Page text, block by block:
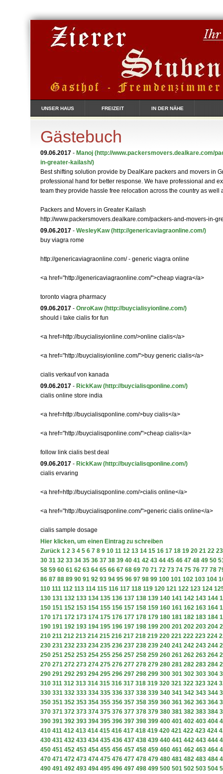
UNSER HAUS FREIZEIT IN DER NÄHE
Gästebuch
09.06.2017 - Manoj (http://www.packersmovers.dealkare.com/
in-greater-kailash/)
Best shifting solution provide by DealKare packers and movers in
professional hand for better response. We have professional and
team they provide hassle free relocation across the country as well
Packers and Movers in Greater Kailash
http://www.packersmovers.dealkare.com/packers-and-movers-in-
09.06.2017 - WesleyKaw (http://genericaviagraonline.com/)
buy viagra rome
http://genericaviagraonline.com/ - generic viagra online
<a href="http://genericaviagraonline.com/">cheap viagra</a>
toronto viagra pharmacy
09.06.2017 - OnroKaw (http://buycialisyionline.com/)
should i take cialis for fun
<a href=http://buycialisyionline.com/>online cialis</a>
<a href="http://buycialisyionline.com/">buy generic cialis</a>
cialis verkauf von kanada
09.06.2017 - RickKaw (http://buycialisqponline.com/)
cialis online store india
<a href=http://buycialisqponline.com/>buy cialis</a>
<a href="http://buycialisqponline.com/">cheap cialis</a>
follow link cialis best deal
09.06.2017 - RickKaw (http://buycialisqponline.com/)
cialis ervaring
<a href=http://buycialisqponline.com/>cialis online</a>
<a href="http://buycialisqponline.com/">generic cialis online</a>
cialis sample dosage
Hier klicken, um einen Eintrag zu schreiben
Zurück 1 2 3 4 5 6 7 8 9 10 11 12 13 14 15 16 17 18 19 20 21 22 23
30 31 32 33 34 35 36 37 38 39 40 41 42 43 44 45 46 47 48 49 50
58 59 60 61 62 63 64 65 66 67 68 69 70 71 72 73 74 75 76 77 78
86 87 88 89 90 91 92 93 94 95 96 97 98 99 100 101 102 103 104
110 111 112 113 114 115 116 117 118 119 120 121 122 123 124
130 131 132 133 134 135 136 137 138 139 140 141 142 143 144
150 151 152 153 154 155 156 157 158 159 160 161 162 163 164
170 171 172 173 174 175 176 177 178 179 180 181 182 183 184
190 191 192 193 194 195 196 197 198 199 200 201 202 203 204
210 211 212 213 214 215 216 217 218 219 220 221 222 223 224
230 231 232 233 234 235 236 237 238 239 240 241 242 243 244
250 251 252 253 254 255 256 257 258 259 260 261 262 263 264
270 271 272 273 274 275 276 277 278 279 280 281 282 283 284
290 291 292 293 294 295 296 297 298 299 300 301 302 303 304
310 311 312 313 314 315 316 317 318 319 320 321 322 323 324
330 331 332 333 334 335 336 337 338 339 340 341 342 343 344
350 351 352 353 354 355 356 357 358 359 360 361 362 363 364
370 371 372 373 374 375 376 377 378 379 380 381 382 383 384
390 391 392 393 394 395 396 397 398 399 400 401 402 403 404
410 411 412 413 414 415 416 417 418 419 420 421 422 423 424
430 431 432 433 434 435 436 437 438 439 440 441 442 443 444
450 451 452 453 454 455 456 457 458 459 460 461 462 463 464
470 471 472 473 474 475 476 477 478 479 480 481 482 483 484
490 491 492 493 494 495 496 497 498 499 500 501 502 503 504